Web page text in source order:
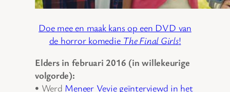
Doe mee en maak kans op een DVD van
de horror komedie The Final Girls!
Elders in februari 2016 (in willekeurige
volgorde):
• Werd Meneer Vevie geïnterviewd in het